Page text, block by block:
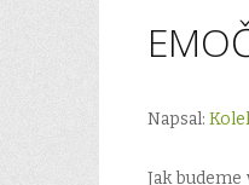
Napsal:
Jak